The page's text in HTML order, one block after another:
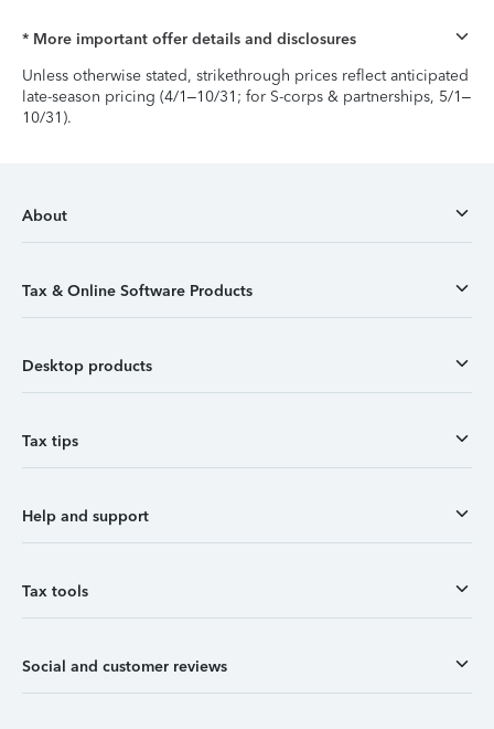
* More important offer details and disclosures
Unless otherwise stated, strikethrough prices reflect anticipated
late-season pricing (4/1–10/31; for S-corps & partnerships, 5/1–
10/31).
About
Tax & Online Software Products
Desktop products
Tax tips
Help and support
Tax tools
Social and customer reviews